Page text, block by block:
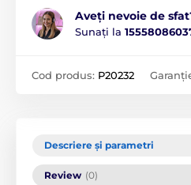
Aveți nevoie de
Sunați la
Cod produs: P20232
Descriere și parametri
Review (0)